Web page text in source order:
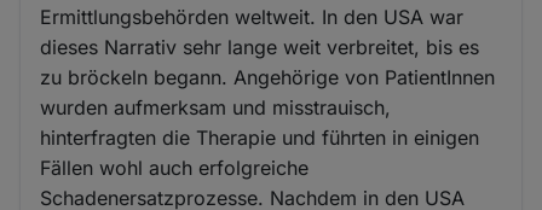
Ermittlungsbehörden weltweit. In den USA war
dieses Narrativ sehr lange weit verbreitet, bis es
zu bröckeln begann. Angehörige von PatientInnen
wurden aufmerksam und misstrauisch,
hinterfragten die Therapie und führten in einigen
Fällen wohl auch erfolgreiche
Schadenersatzprozesse. Nachdem in den USA